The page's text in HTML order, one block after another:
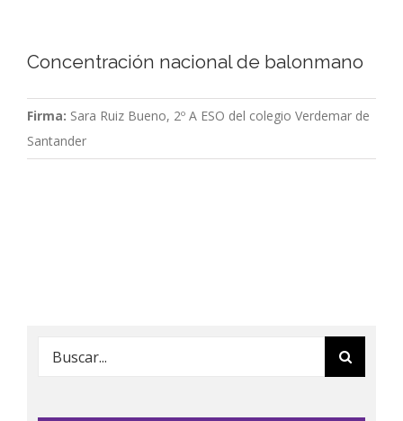
Concentración nacional de balonmano
Firma: Sara Ruiz Bueno, 2º A ESO del colegio Verdemar de
Santander
Buscar: